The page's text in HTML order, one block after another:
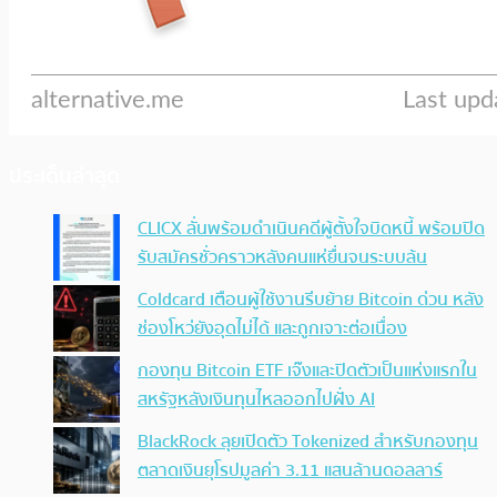
CLICX ลั่นพร้อมดำเนินคดีผู้ตั้งใจบิดหนี้ พร้อมปิด
รับสมัครชั่วคราวหลังคนแห่ยื่นจนระบบล้น
Coldcard เตือนผู้ใช้งานรีบย้าย Bitcoin ด่วน หลัง
ช่องโหว่ยังอุดไม่ได้ และถูกเจาะต่อเนื่อง
กองทุน Bitcoin ETF เจ๊งและปิดตัวเป็นแห่งแรกใน
สหรัฐหลังเงินทุนไหลออกไปฝั่ง AI
BlackRock ลุยเปิดตัว Tokenized สำหรับกองทุน
ตลาดเงินยุโรปมูลค่า 3.11 แสนล้านดอลลาร์